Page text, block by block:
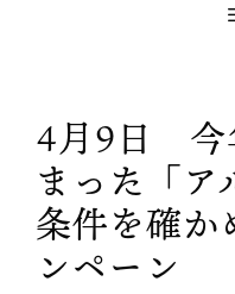
4月9日 今
まった「ア
条件を確か
ンペーン